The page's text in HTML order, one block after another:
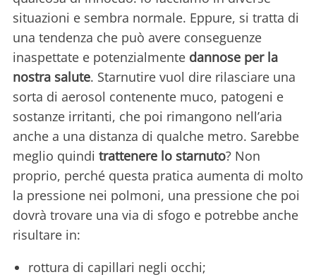
situazioni e sembra normale. Eppure, si tratta di
una tendenza che può avere conseguenze
inaspettate e potenzialmente dannose per la
nostra salute. Starnutire vuol dire rilasciare una
sorta di aerosol contenente muco, patogeni e
sostanze irritanti, che poi rimangono nell’aria
anche a una distanza di qualche metro. Sarebbe
meglio quindi trattenere lo starnuto? Non
proprio, perché questa pratica aumenta di molto
la pressione nei polmoni, una pressione che poi
dovrà trovare una via di sfogo e potrebbe anche
risultare in:
rottura di capillari negli occhi;